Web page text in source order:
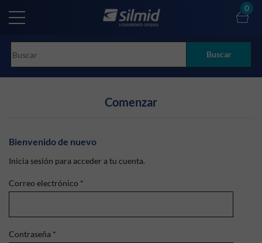
main
Buscar
0
Comenzar
Bienvenido de nuevo
Inicia sesión para acceder a tu cuenta.
Correo electrónico *
Contraseña *